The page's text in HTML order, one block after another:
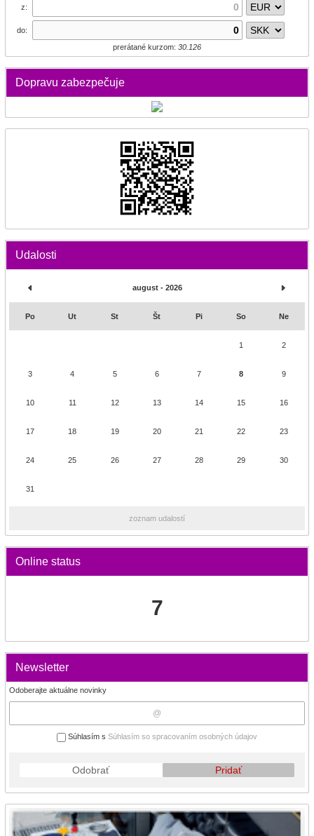
z:
do:
prerátané kurzom: 30.126
Dopravu zabezpečuje
Udalosti
august - 2026
Po Ut St Št Pi So Ne
1 2
3 4 5 6 7 8 9
10 11 12 13 14 15 16
17 18 19 20 21 22 23
24 25 26 27 28 29 30
31
zoznam udalostí
Online status
7
Newsletter
Odoberajte aktuálne novinky
Súhlasím s Súhlasím so spracovaním osobných údajov
Odobrať Pridať